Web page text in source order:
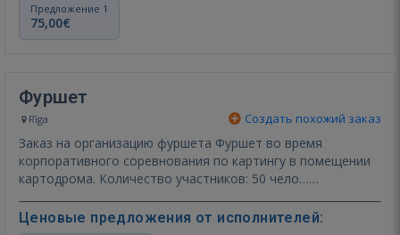
Предложение 1
75,00€
Фуршет
Rīga Создать похожий заказ
Заказ на организацию фуршета Фуршет во время
корпоративного соревнования по картингу в помещении
картодрома. Количество участников: 50 чело…
Ценовые предложения от исполнителей: